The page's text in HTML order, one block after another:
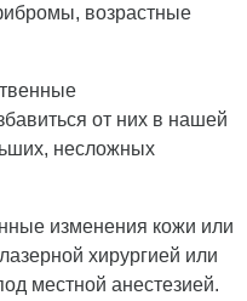
возрастные
от них в нашей
несложных
изменения кожи или
хирургией или
местной анестезией.